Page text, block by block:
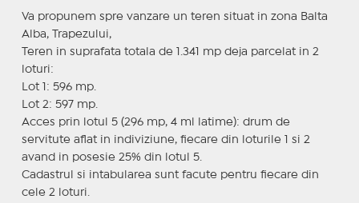
Va propunem spre vanzare un teren situat in zona Balta
Alba, Trapezului,
Teren in suprafata totala de 1.341 mp deja parcelat in 2
loturi:
Lot 1: 596 mp.
Lot 2: 597 mp.
Acces prin lotul 5 (296 mp, 4 ml latime): drum de
servitute aflat in indiviziune, fiecare din loturile 1 si 2
avand in posesie 25% din lotul 5.
Cadastrul si intabularea sunt facute pentru fiecare din
cele 2 loturi.